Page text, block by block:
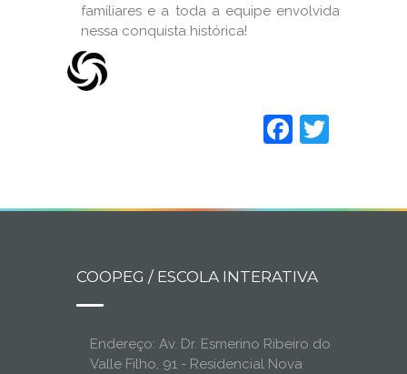
famíliares e a toda a equipe envolvida
nessa conquista histórica!
COOPEG / ESCOLA INTERATIVA
Endereço: Av. Dr. Esmerino Ribeiro do
Valle Filho, 91 - Residencial Nova